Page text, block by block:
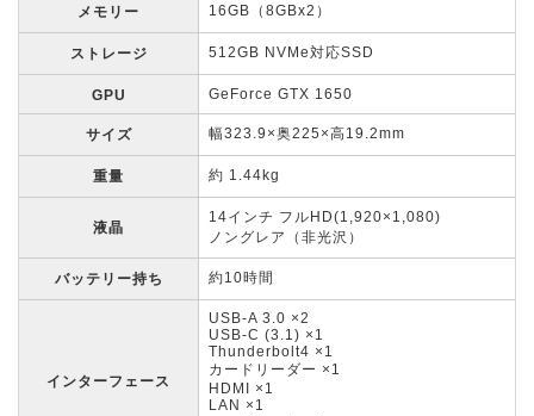
メモリー 16GB（8GBx2）
ストレージ 512GB NVMe対応SSD
GPU GeForce GTX 1650
サイズ 幅323.9×奥225×高19.2mm
重量 約 1.44kg
液晶
14インチ フルHD(1,920×1,080)
ノングレア（非光沢）
バッテリー持ち 約10時間
インターフェース
USB-A 3.0 ×2
USB-C (3.1) ×1
Thunderbolt4 ×1
カードリーダー ×1
HDMI ×1
LAN ×1